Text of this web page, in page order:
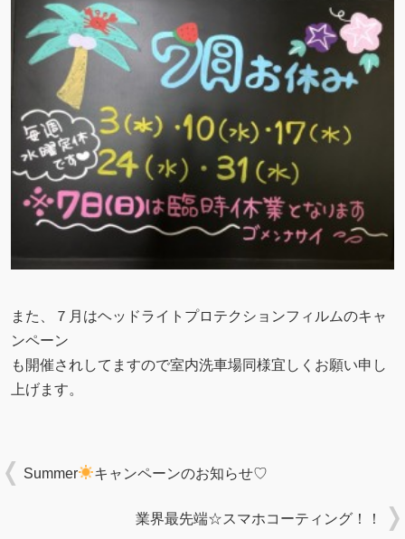
また、７月はヘッドライトプロテクションフィルムのキャ
ンペーン
も開催されしてますので室内洗車場同様宜しくお願い申し
上げます。
Summer キャンペーンのお知らせ♡
業界最先端☆スマホコーティング！！